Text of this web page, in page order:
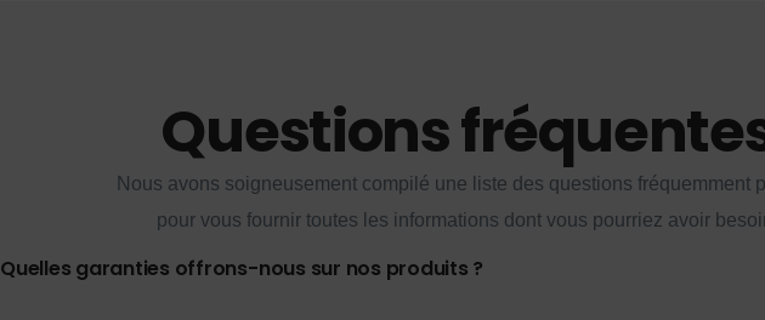
Questions
Nous avons soigneusement compilé une liste des questions fréquemment
pour vous fournir toutes les informations dont vous pourriez avoir
Quelles garanties offrons-nous sur nos produits ?